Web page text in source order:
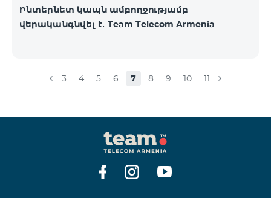
Ինտերնետ կապն ամբողջությամբ
վերականգնվել է․ Team Telecom Armenia
3 4 5 6 7 8 9 10 11